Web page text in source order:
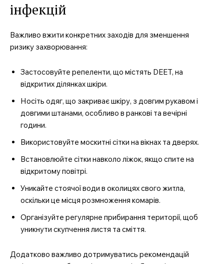
інфекцій
Важливо вжити конкретних заходів для зменшення
ризику захворювання:
Застосовуйте репеленти, що містять DEET, на
відкритих ділянках шкіри.
Носіть одяг, що закриває шкіру, з довгим рукавом і
довгими штанами, особливо в ранкові та вечірні
години.
Використовуйте москитні сітки на вікнах та дверях.
Встановлюйте сітки навколо ліжок, якщо спите на
відкритому повітрі.
Уникайте стоячої води в околицях свого житла,
оскільки це місця розмноження комарів.
Організуйте регулярне прибирання території, щоб
уникнути скупчення листя та сміття.
Додатково важливо дотримуватись рекомендацій